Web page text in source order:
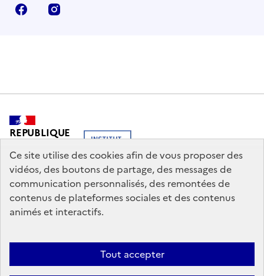
Ce site utilise des cookies afin de vous proposer des
vidéos, des boutons de partage, des messages de
communication personnalisés, des remontées de
contenus de plateformes sociales et des contenus
animés et interactifs.
Tout accepter
Facebook
REPUBLIQUE
FRANCAISE
legifrance.gouv.fr
info.gouv.fr